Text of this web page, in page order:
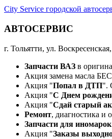
City Service городской
АВТОСЕРВИС
г. Тольятти, ул. Воскресенская,
Запчасти ВАЗ в
Акция замена масла
Акция "Попал в ДТП".
Акция "С Днем
Акция "Сдай старый
Ремонт, диагностика и
Запчасти для иномарок
Акция "Заказы